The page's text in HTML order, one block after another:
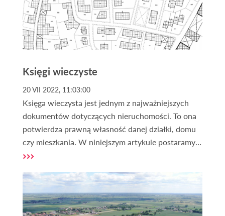
Księgi wieczyste
20 VII 2022, 11:03:00
Księga wieczysta jest jednym z najważniejszych
dokumentów dotyczących nieruchomości. To ona
potwierdza prawną własność danej działki, domu
czy mieszkania. W niniejszym artykule postaramy
się przybliżyć temat ksiąg wieczystych i omówić